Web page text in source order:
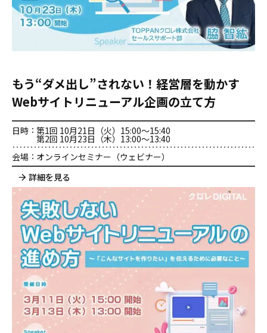
もう“ダメ出し”されない！経営層を動かす
Webサイトリニューアル企画の立て方
日時 第1回 10月21日（火）15:00～15:40
第2回 10月23日（木）13:00～13:40
会場
オンラインセミナー（ウェビナー）
詳細を見る